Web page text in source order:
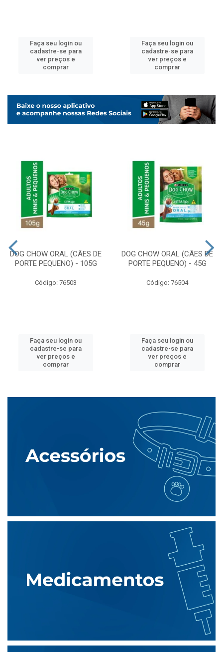
Faça seu login ou
cadastre-se para
ver preços e
comprar
Faça seu login ou
cadastre-se para
ver preços e
comprar
DOG CHOW ORAL (CÃES DE
PORTE PEQUENO) - 105G
Código: 76503
Faça seu login ou
cadastre-se para
ver preços e
comprar
DOG CHOW ORAL (CÃES DE
PORTE PEQUENO) - 45G
Código: 76504
Faça seu login ou
cadastre-se para
ver preços e
comprar